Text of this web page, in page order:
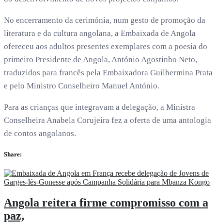
No encerramento da cerimónia, num gesto de promoção da
literatura e da cultura angolana, a Embaixada de Angola
ofereceu aos adultos presentes exemplares com a poesia do
primeiro Presidente de Angola, António Agostinho Neto,
traduzidos para francês pela Embaixadora Guilhermina Prata
e pelo Ministro Conselheiro Manuel António.
Para as crianças que integravam a delegação, a Ministra
Conselheira Anabela Corujeira fez a oferta de uma antologia
de contos angolanos.
Share:
Angola reitera firme compromisso com a
paz,